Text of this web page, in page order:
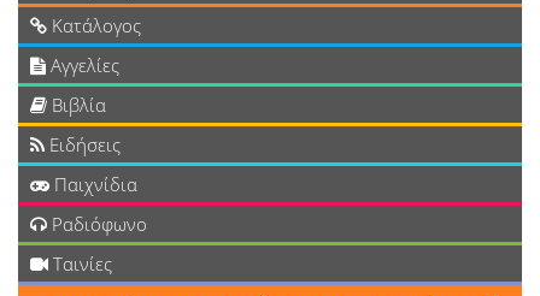
Κατάλογος
Αγγελίες
Βιβλία
Ειδήσεις
Παιχνίδια
Ραδιόφωνο
Ταινίες